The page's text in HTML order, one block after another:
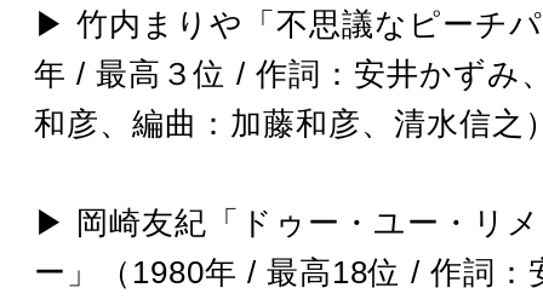
▶︎ 竹内まりや「不思議なピーチ
年 / 最高３位 / 作詞：安井かずみ
和彦、編曲：加藤和彦、清水信之
▶︎ 岡崎友紀「ドゥー・ユー・リ
ー」（1980年 / 最高18位 / 作詞：